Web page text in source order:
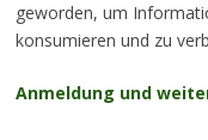
geworden, um
konsumieren und zu
Anmeldung und